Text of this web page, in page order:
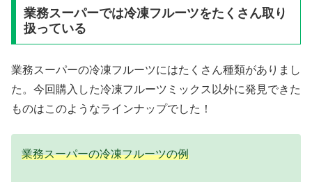
業務スーパーでは冷凍フルーツをたくさん取り
扱っている
業務スーパーの冷凍フルーツにはたくさん種類がありまし
た。今回購入した冷凍フルーツミックス以外に発見できた
ものはこのようなラインナップでした！
業務スーパーの冷凍フルーツの例